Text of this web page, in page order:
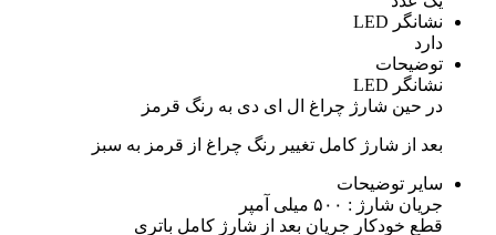
نشانگر LED
دارد
توضیحات
نشانگر LED
در حین شارژ چراغ ال ای دی به رنگ قرمز
بعد از شارژ کامل تغییر رنگ چراغ از قرمز به سبز
سایر توضیحات
جریان شارژ : ۵۰۰ میلی آمپر
قطع خودکار جریان بعد از شارژ کامل باتری